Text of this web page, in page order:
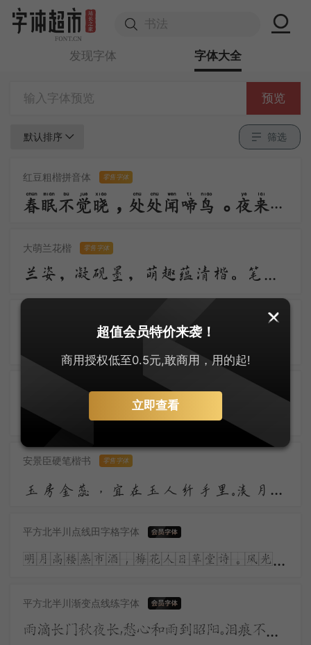
发现字体 字体大全
预览
默认排序 筛选
红豆粗楷拼音体 零售字体
春眠不觉晓，处处闻啼鸟。夜来风雨声，花落知多少。
大萌兰花楷 零售字体
兰姿，凝砚墨，萌趣蕴清楷。笔落柔含韵，风舒浅带华。
零售字体
安景臣硬笔楷书 零售字体
玉房金蕊，宜在玉人纤手里。淡月朦胧，更有微微弄袖风。温香熟美，醉慢云鬟垂两耳。多谢春工，不是花红是玉红。
平方北半川点线田字格字体
明月高楼燕市酒，梅花人日草堂诗。风光流转何多态，儿女青红又一时。涧底孤松二千尺，殷勤留看岁寒枝。
平方北半川渐变点线练字体
雨滴长门秋夜长，愁心和雨到昭阳。泪痕不学君恩断，拭却千行更万行。宫殿沈沈月欲分，昭阳更漏不堪闻。
超值会员特价来袭！
商用授权低至0.5元,敢商用，用的起!
立即查看